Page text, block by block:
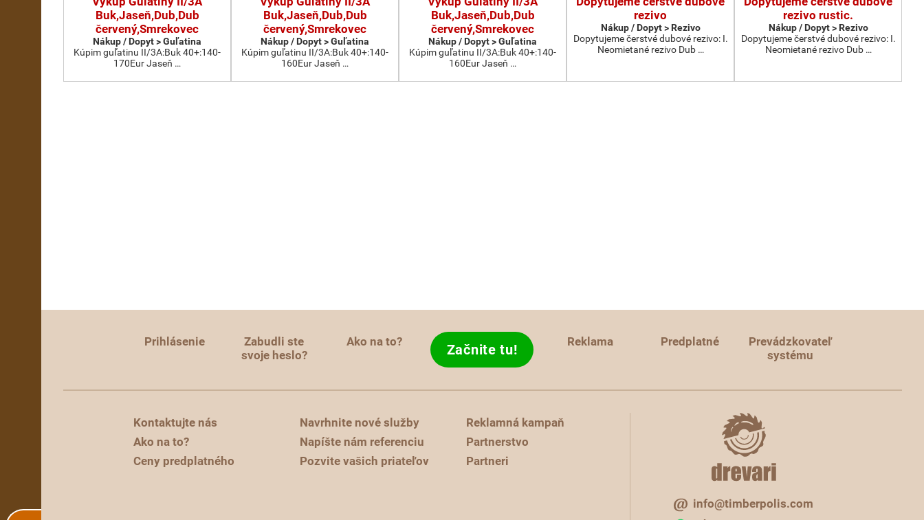
Buk,Jaseň,Dub,Dub
červený,Smrekovec
Nákup / Dopyt > Guľatina
Kúpim guľatinu II/3A:Buk 40+:140-
170Eur Jaseň …
Buk,Jaseň,Dub,Dub
červený,Smrekovec
Nákup / Dopyt > Guľatina
Kúpim guľatinu II/3A:Buk 40+:140-
160Eur Jaseň …
Buk,Jaseň,Dub,Dub
červený,Smrekovec
Nákup / Dopyt > Guľatina
Kúpim guľatinu II/3A:Buk 40+:140-
160Eur Jaseň …
rezivo
Nákup / Dopyt > Rezivo
Dopytujeme čerstvé dubové rezivo: I.
Neomietané rezivo Dub …
rezivo rustic.
Nákup / Dopyt > Rezivo
Dopytujeme čerstvé dubové rezivo: I.
Neomietané rezivo Dub …
Prihlásenie
Zabudli ste
svoje heslo?
Ako na to? Začnite tu! Reklama Predplatné
Prevádzkovateľ
systému
Kontaktujte nás
Ako na to?
Ceny predplatného
Navrhnite nové služby
Napíšte nám referenciu
Pozvite vašich priateľov
Reklamná kampaň
Partnerstvo
Partneri
info@timberpolis.com